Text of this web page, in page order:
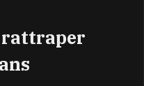
rattraper